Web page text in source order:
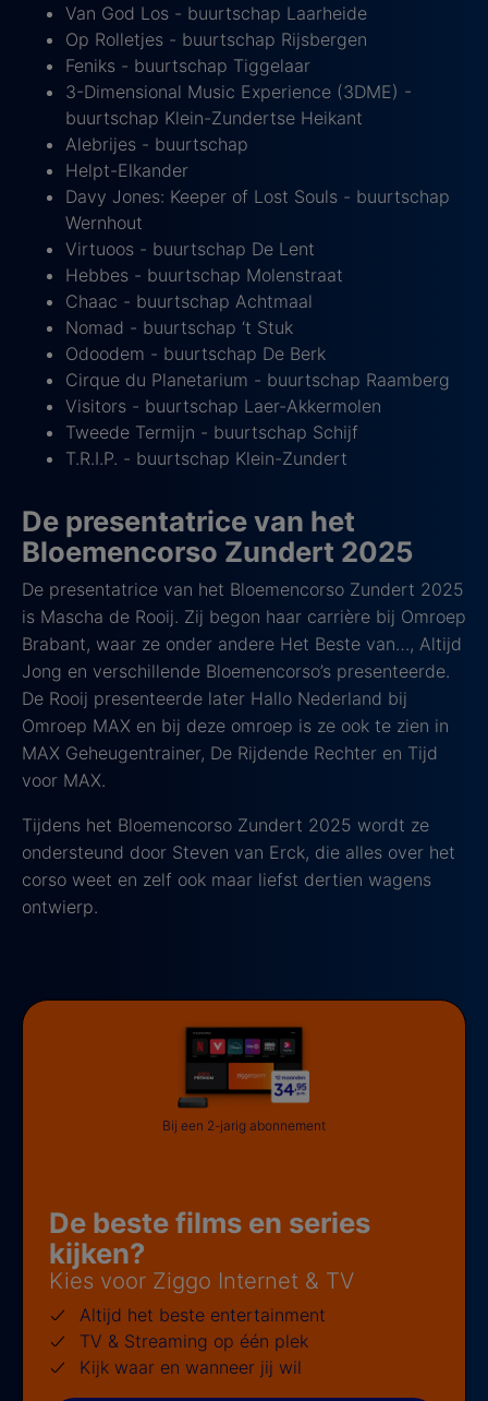
Van God Los - buurtschap Laarheide
Op Rolletjes - buurtschap Rijsbergen
Feniks - buurtschap Tiggelaar
3-Dimensional Music Experience (3DME) -
buurtschap Klein-Zundertse Heikant
Alebrijes - buurtschap
Helpt-Elkander
Davy Jones: Keeper of Lost Souls - buurtschap
Wernhout
Virtuoos - buurtschap De Lent
Hebbes - buurtschap Molenstraat
Chaac - buurtschap Achtmaal
Nomad - buurtschap ‘t Stuk
Odoodem - buurtschap De Berk
Cirque du Planetarium - buurtschap Raamberg
Visitors - buurtschap Laer-Akkermolen
Tweede Termijn - buurtschap Schijf
T.R.I.P. - buurtschap Klein-Zundert
De presentatrice van het
Bloemencorso Zundert 2025
De presentatrice van het Bloemencorso Zundert 2025
is Mascha de Rooij. Zij begon haar carrière bij Omroep
Brabant, waar ze onder andere Het Beste van…, Altijd
Jong en verschillende Bloemencorso’s presenteerde.
De Rooij presenteerde later Hallo Nederland bij
Omroep MAX en bij deze omroep is ze ook te zien in
MAX Geheugentrainer, De Rijdende Rechter en Tijd
voor MAX.
Tijdens het Bloemencorso Zundert 2025 wordt ze
ondersteund door Steven van Erck, die alles over het
corso weet en zelf ook maar liefst dertien wagens
ontwierp.
De beste films en series
kijken?
Kies voor Ziggo Internet & TV
Altijd het beste entertainment
TV & Streaming op één plek
Kijk waar en wanneer jij wil
Bij een 2-jarig abonnement